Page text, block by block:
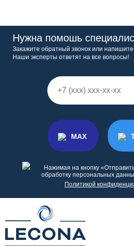
Нужна помошь
Закажите обратный звонок или
Наши эксперты ответят на все вопросы!
MAX
Нажимая на кнопку
обработку персональных
Политикой